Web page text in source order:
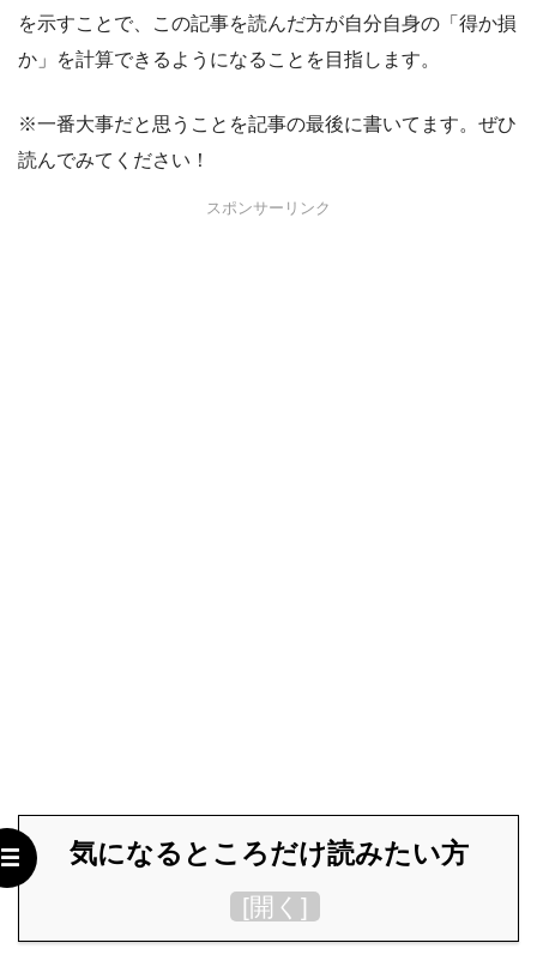
を示すことで、この記事を読んだ方が自分自身の「得か損
か」を計算できるようになることを目指します。
※一番大事だと思うことを記事の最後に書いてます。ぜひ
読んでみてください！
スポンサーリンク
気になるところだけ読みたい方
[開く ]